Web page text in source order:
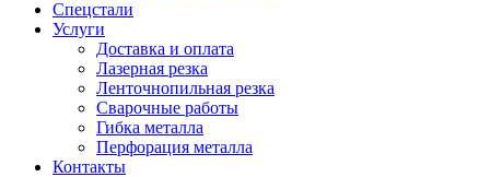
Спецстали
Услуги
Доставка и оплата
Лазерная резка
Ленточнопильная резка
Сварочные работы
Гибка металла
Перфорация металла
Контакты